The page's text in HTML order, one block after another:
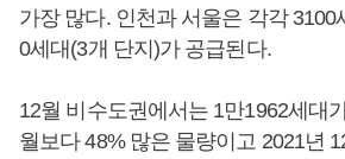
가장 많다. 인천과 서울은 각각 3100
0세대(3개 단지)가 공급된다.
12월 비수도권에서는 1만1962세대
월보다 48% 많은 물량이고 2021년